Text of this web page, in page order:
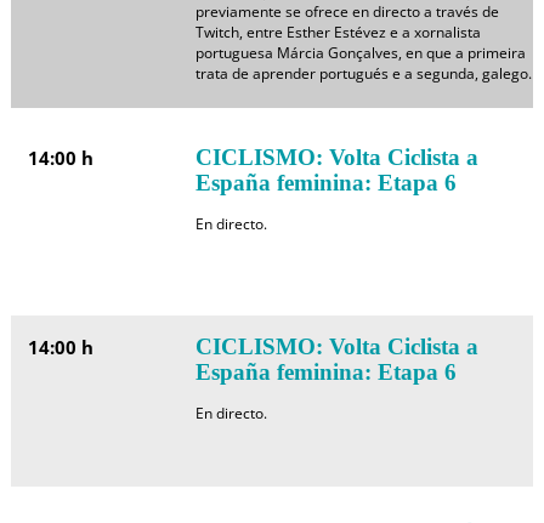
previamente se ofrece en directo a través de
Twitch, entre Esther Estévez e a xornalista
portuguesa Márcia Gonçalves, en que a primeira
trata de aprender portugués e a segunda, galego.
14:00 h
CICLISMO: Volta Ciclista a
España feminina: Etapa 6
En directo.
14:00 h
CICLISMO: Volta Ciclista a
España feminina: Etapa 6
En directo.